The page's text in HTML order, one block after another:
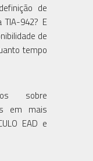
de
942? E
de
tempo
sobre
em mais
EAD e